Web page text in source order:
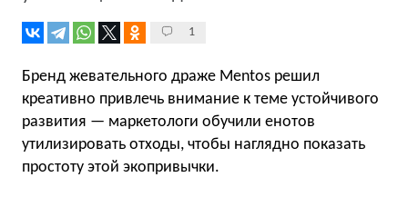
1
Бренд жевательного драже Mentos решил
креативно привлечь внимание к теме устойчивого
развития — маркетологи обучили енотов
утилизировать отходы, чтобы наглядно показать
простоту этой экопривычки.